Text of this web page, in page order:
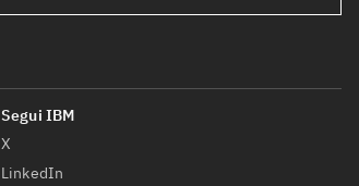
X
LinkedIn